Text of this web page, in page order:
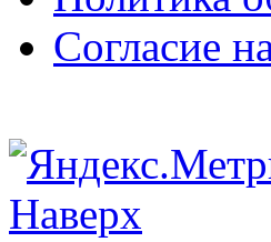
Согласие
Наверх